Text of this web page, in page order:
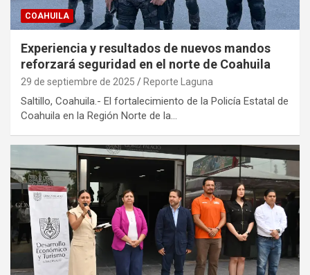
COAHUILA
Experiencia y resultados de nuevos mandos
reforzará seguridad en el norte de Coahuila
29 de septiembre de 2025 Reporte Laguna
Saltillo, Coahuila.- El fortalecimiento de la Policía Estatal de
Coahuila en la Región Norte de la…